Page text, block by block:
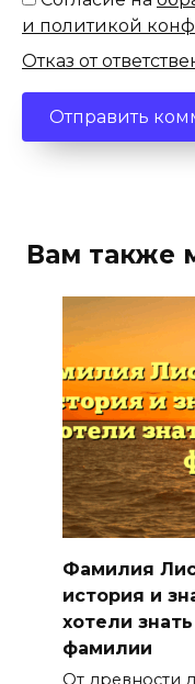
и политикой
Отказ от
Вам также
Фамилия
история и
хотели
фамилии
От древности